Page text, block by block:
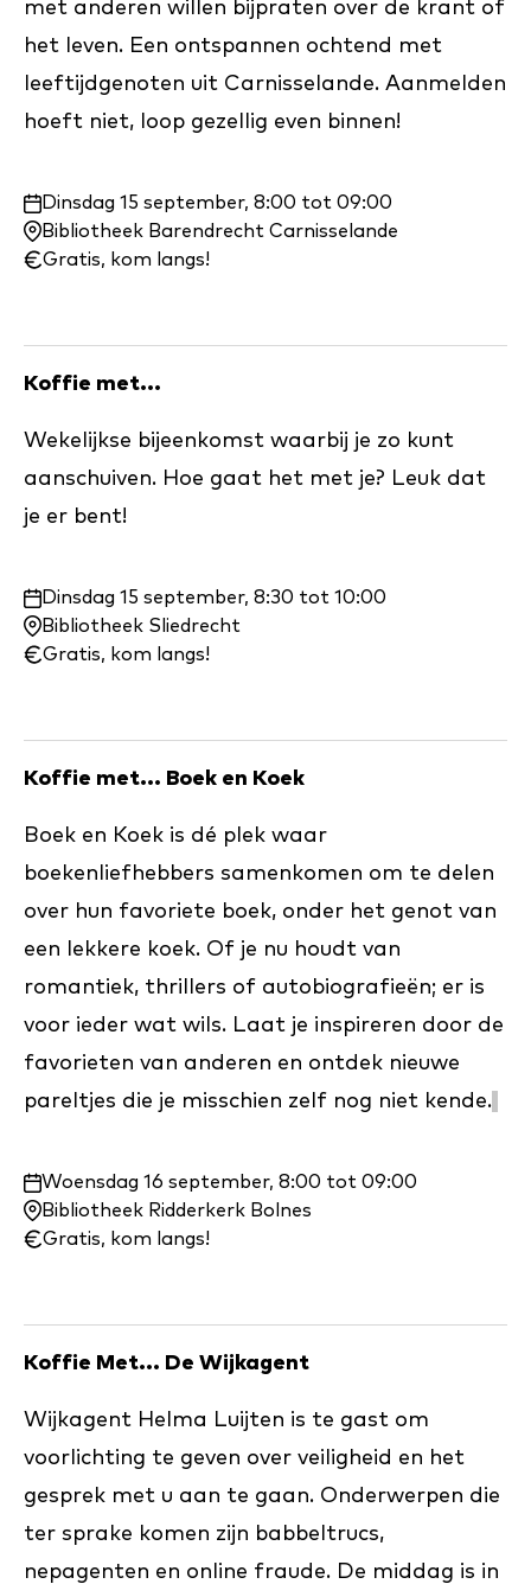
met anderen willen bijpraten over de krant of
het leven. Een ontspannen ochtend met
leeftijdgenoten uit Carnisselande. Aanmelden
hoeft niet, loop gezellig even binnen!
Waar
en
wanneer:
Dinsdag 15 september, 8:00 tot 09:00
Bibliotheek Barendrecht Carnisselande
Gratis, kom langs!
Koffie met...
Wekelijkse bijeenkomst waarbij je zo kunt
aanschuiven. Hoe gaat het met je? Leuk dat
je er bent!
Waar
en
wanneer:
Dinsdag 15 september, 8:30 tot 10:00
Bibliotheek Sliedrecht
Gratis, kom langs!
Koffie met... Boek en Koek
Boek en Koek is dé plek waar
boekenliefhebbers samenkomen om te delen
over hun favoriete boek, onder het genot van
een lekkere koek. Of je nu houdt van
romantiek, thrillers of autobiografieën; er is
voor ieder wat wils. Laat je inspireren door de
favorieten van anderen en ontdek nieuwe
pareltjes die je misschien zelf nog niet kende.
Waar
en
wanneer:
Woensdag 16 september, 8:00 tot 09:00
Bibliotheek Ridderkerk Bolnes
Gratis, kom langs!
Koffie Met... De Wijkagent
Wijkagent Helma Luijten is te gast om
voorlichting te geven over veiligheid en het
gesprek met u aan te gaan. Onderwerpen die
ter sprake komen zijn babbeltrucs,
nepagenten en online fraude. De middag is in